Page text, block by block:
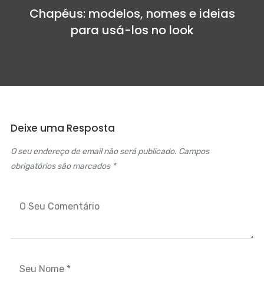
Chapéus: modelos, nomes e ideias
para usá-los no look
Deixe uma Resposta
O seu endereço de email não será publicado. Campos
obrigatórios são marcados *